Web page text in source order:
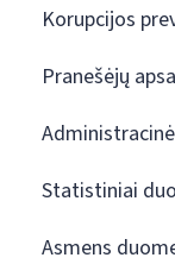
Korupcijos
Pranešėjų
Statistiniai
Asmens